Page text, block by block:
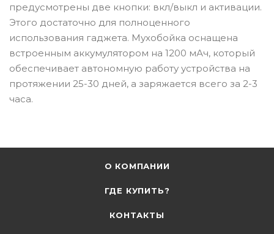
предусмотрены две кнопки: вкл/выкл и активации.
Этого достаточно для полноценного
использования гаджета. Мухобойка оснащена
встроенным аккумулятором на 1200 мАч, который
обеспечивает автономную работу устройства на
протяжении 25-30 дней, а заряжается всего за 2-3
часа.
О КОМПАНИИ
ГДЕ КУПИТЬ?
КОНТАКТЫ